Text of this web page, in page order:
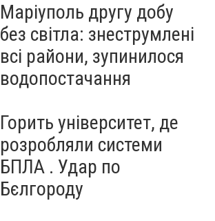
Маріуполь другу добу
без світла: знеструмлені
всі райони, зупинилося
водопостачання
Горить університет, де
розробляли системи
БПЛА . Удар по
Бєлгороду